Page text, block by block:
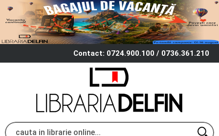
Contact: 0724.900.100 / 0736.361.210